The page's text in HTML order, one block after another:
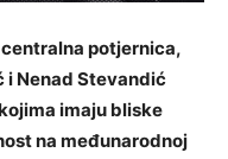
potjernica,
i Nenad Stevandić
imaju bliske
na međunarodnoj